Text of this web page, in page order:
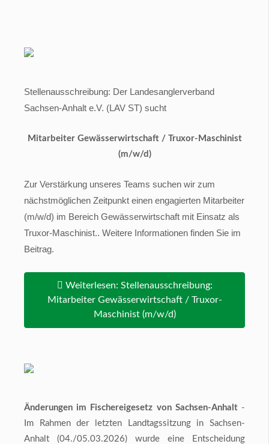
Stellenausschreibung: Der Landesanglerverband
Sachsen-Anhalt e.V. (LAV ST) sucht
Mitarbeiter Gewässerwirtschaft / Truxor-Maschinist
(m/w/d)
Zur Verstärkung unseres Teams suchen wir zum
nächstmöglichen Zeitpunkt einen engagierten Mitarbeiter
(m/w/d) im Bereich Gewässerwirtschaft mit Einsatz als
Truxor-Maschinist.. Weitere Informationen finden Sie im
Beitrag.
Weiterlesen: Stellenausschreibung:
Mitarbeiter Gewässerwirtschaft / Truxor-
Maschinist (m/w/d)
Änderungen im Fischereigesetz von Sachsen-Anhalt-
Im Rahmen der letzten Landtagssitzung in Sachsen-
Anhalt (04./05.03.2026) wurde eine Entscheidung